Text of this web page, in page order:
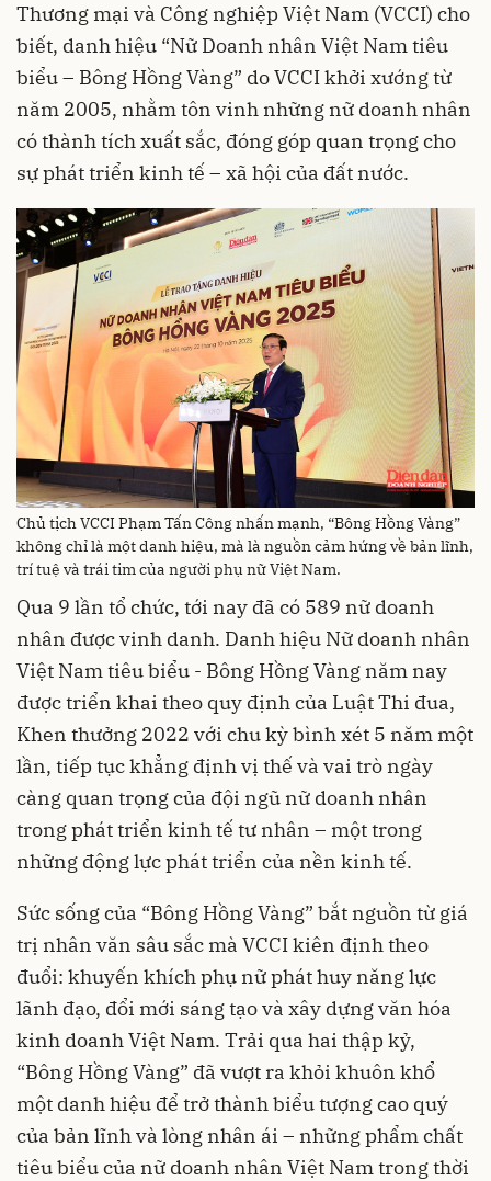
Thương mại và Công nghiệp Việt Nam (VCCI) cho
biết, danh hiệu “Nữ Doanh nhân Việt Nam tiêu
biểu – Bông Hồng Vàng” do VCCI khởi xướng từ
năm 2005, nhằm tôn vinh những nữ doanh nhân
có thành tích xuất sắc, đóng góp quan trọng cho
sự phát triển kinh tế – xã hội của đất nước.
Chủ tịch VCCI Phạm Tấn Công nhấn mạnh, “Bông Hồng Vàng”
không chỉ là một danh hiệu, mà là nguồn cảm hứng về bản lĩnh,
trí tuệ và trái tim của người phụ nữ Việt Nam.
Qua 9 lần tổ chức, tới nay đã có 589 nữ doanh
nhân được vinh danh. Danh hiệu Nữ doanh nhân
Việt Nam tiêu biểu - Bông Hồng Vàng năm nay
được triển khai theo quy định của Luật Thi đua,
Khen thưởng 2022 với chu kỳ bình xét 5 năm một
lần, tiếp tục khẳng định vị thế và vai trò ngày
càng quan trọng của đội ngũ nữ doanh nhân
trong phát triển kinh tế tư nhân – một trong
những động lực phát triển của nền kinh tế.
Sức sống của “Bông Hồng Vàng” bắt nguồn từ giá
trị nhân văn sâu sắc mà VCCI kiên định theo
đuổi: khuyến khích phụ nữ phát huy năng lực
lãnh đạo, đổi mới sáng tạo và xây dựng văn hóa
kinh doanh Việt Nam. Trải qua hai thập kỷ,
“Bông Hồng Vàng” đã vượt ra khỏi khuôn khổ
một danh hiệu để trở thành biểu tượng cao quý
của bản lĩnh và lòng nhân ái – những phẩm chất
tiêu biểu của nữ doanh nhân Việt Nam trong thời